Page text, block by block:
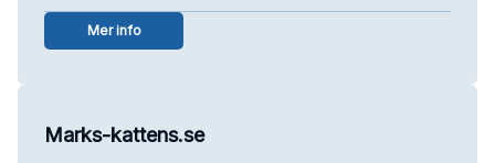
Mer info
Marks-kattens.se